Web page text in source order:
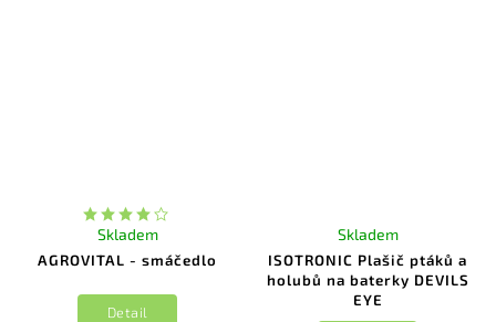
AGROVITAL - smáčedlo
Skladem
Detail
ISOTRONIC Plašič ptáků a
holubů na baterky DEVILS
EYE
Skladem